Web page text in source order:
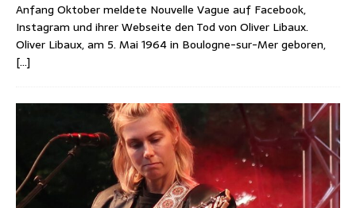
Anfang Oktober meldete Nouvelle Vague auf Facebook,
Instagram und ihrer Webseite den Tod von Oliver Libaux.
Oliver Libaux, am 5. Mai 1964 in Boulogne-sur-Mer geboren,
[…]